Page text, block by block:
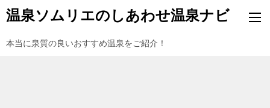
温泉ソムリエのしあわせ温泉ナビ
本当に泉質の良いおすすめ温泉をご紹介！